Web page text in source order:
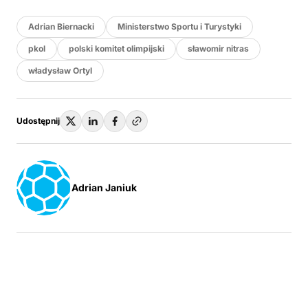
Adrian Biernacki Ministerstwo Sportu i Turystyki
pkol polski komitet olimpijski sławomir nitras
władysław Ortyl
Udostępnij
Adrian Janiuk